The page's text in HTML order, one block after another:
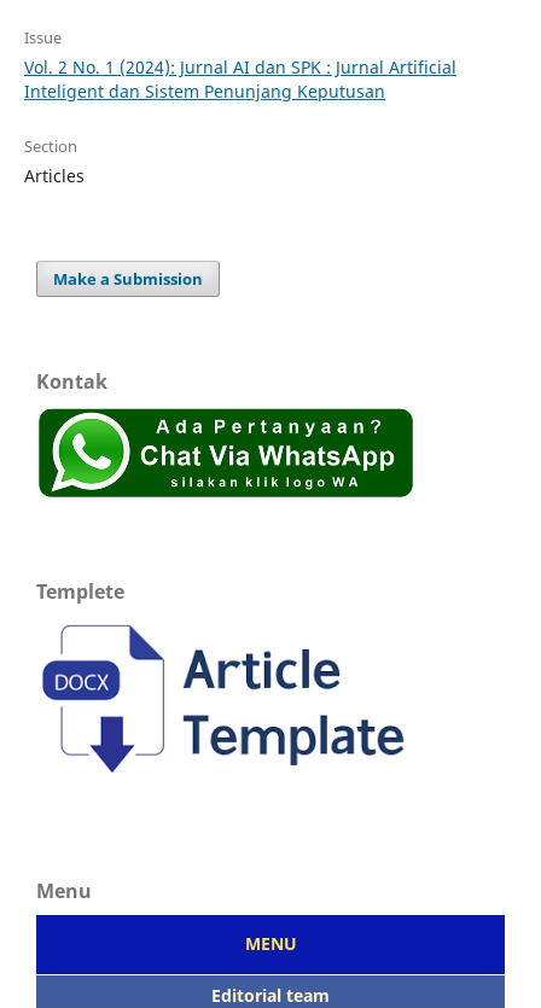
Issue
Vol. 2 No. 1 (2024): Jurnal AI dan SPK : Jurnal Artificial
Inteligent dan Sistem Penunjang Keputusan
Section
Articles
Make a Submission
Kontak
Templete
Menu
MENU
Editorial team